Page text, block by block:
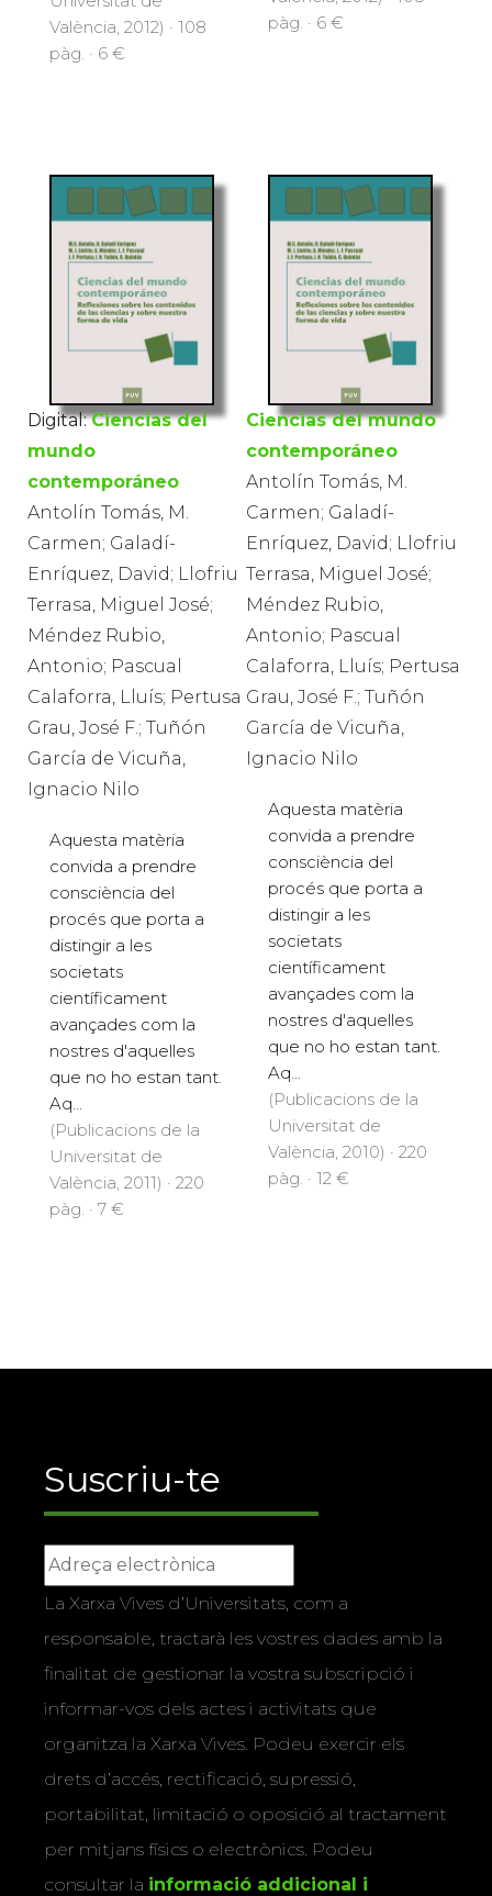
València, 2012) · 108
pàg. · 6 €
pàg. · 6 €
Digital: Ciencias del
mundo
contemporáneo
Antolín Tomás, M.
Carmen; Galadí-
Enríquez, David; Llofriu
Terrasa, Miguel José;
Méndez Rubio,
Antonio; Pascual
Calaforra, Lluís; Pertusa
Grau, José F.; Tuñón
García de Vicuña,
Ignacio Nilo
Aquesta matèria
convida a prendre
consciència del
procés que porta a
distingir a les
societats
científicament
avançades com la
nostres d'aquelles
que no ho estan tant.
Aq...
(Publicacions de la
Universitat de
València, 2011) · 220
pàg. · 7 €
Ciencias del mundo
contemporáneo
Antolín Tomás, M.
Carmen; Galadí-
Enríquez, David; Llofriu
Terrasa, Miguel José;
Méndez Rubio,
Antonio; Pascual
Calaforra, Lluís; Pertusa
Grau, José F.; Tuñón
García de Vicuña,
Ignacio Nilo
Aquesta matèria
convida a prendre
consciència del
procés que porta a
distingir a les
societats
científicament
avançades com la
nostres d'aquelles
que no ho estan tant.
Aq...
(Publicacions de la
Universitat de
València, 2010) · 220
pàg. · 12 €
Suscriu-te
La Xarxa Vives d’Universitats, com a
responsable, tractarà les vostres dades amb la
finalitat de gestionar la vostra subscripció i
informar-vos dels actes i activitats que
organitza la Xarxa Vives. Podeu exercir els
drets d’accés, rectificació, supressió,
portabilitat, limitació o oposició al tractament
per mitjans físics o electrònics. Podeu
consultar la informació addicional i